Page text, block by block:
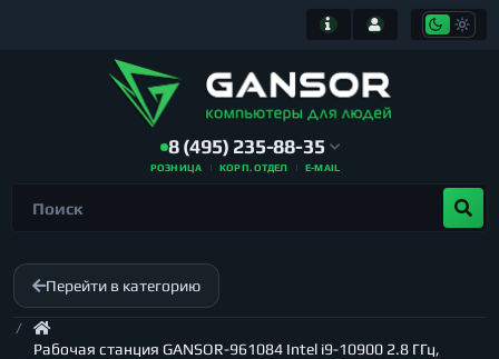
8 (495) 235-88-35
РОЗНИЦА КОРП. ОТДЕЛ E-MAIL
Перейти в категорию
Рабочая станция GANSOR-961084 Intel i9-10900 2.8 ГГц,